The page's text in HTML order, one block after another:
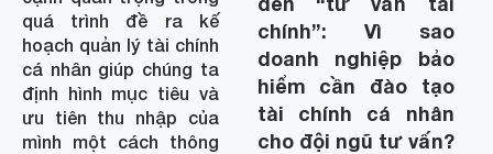
quá trình đề ra kế
hoạch quản lý tài chính
cá nhân giúp chúng ta
định hình mục tiêu và
ưu tiên thu nhập của
mình một cách thông
chính”: Vì sao
doanh nghiệp bảo
hiểm cần đào tạo
tài chính cá nhân
cho đội ngũ tư vấn?